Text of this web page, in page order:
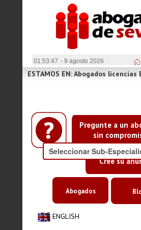
01:53:47 - 9 agosto 2026
Pregunte a un
sin
Cree su
ESTAMOS EN: Abogados licencias
ENGLISH
Abogados